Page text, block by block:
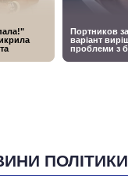
ПОЛІТИКИ